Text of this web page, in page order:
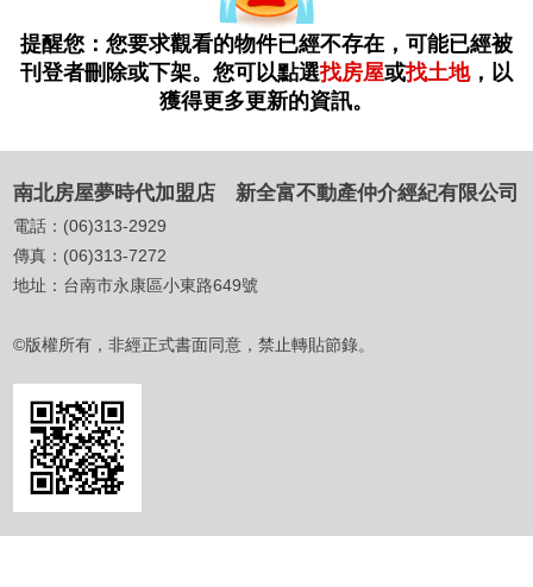
提醒您：您要求觀看的物件已經不存在，可能已經被
刊登者刪除或下架。您可以點選找房屋或找土地，以
獲得更多更新的資訊。
南北房屋夢時代加盟店 新全富不動產仲介經紀有限公司
電話： (06)313-2929
傳真： (06)313-7272
地址： 台南市永康區小東路649號
©版權所有，非經正式書面同意，禁止轉貼節錄。